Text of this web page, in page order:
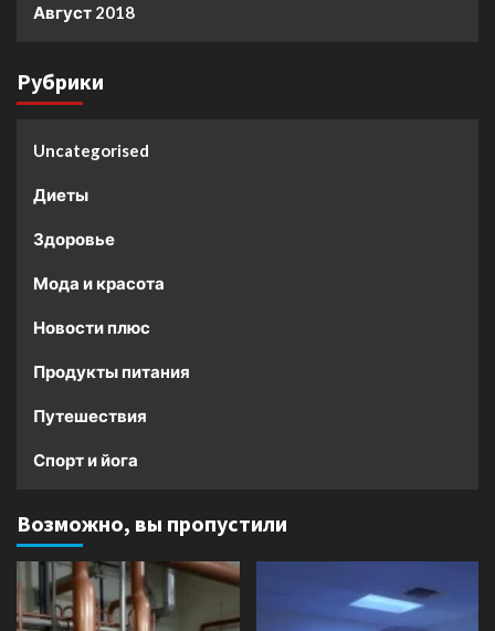
Август 2018
Рубрики
Uncategorised
Диеты
Здоровье
Мода и красота
Новости плюс
Продукты питания
Путешествия
Спорт и йога
Возможно, вы пропустили